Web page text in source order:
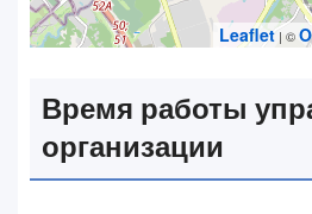
Leaflet | ©
Время работы
организации